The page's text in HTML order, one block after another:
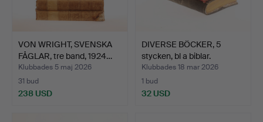
VON WRIGHT, SVENSKA
FÅGLAR, tre band, 1924…
Klubbades 5 maj 2026
31 bud
238 USD
DIVERSE BÖCKER, 5
stycken, bl a biblar.
Klubbades 18 mar 2026
1 bud
32 USD